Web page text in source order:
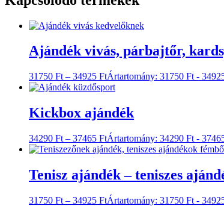
Ajándék vivás, párbajtőr,
31750 Ft – 34925 FtÁrtartomány: 31750 Ft -
Kickbox ajándék
34290 Ft – 37465 FtÁrtartomány: 34290 Ft -
Tenisz ajándék – teniszes
31750 Ft – 34925 FtÁrtartomány: 31750 Ft -